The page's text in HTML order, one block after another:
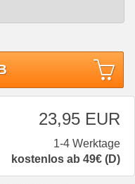
23,95 EUR
1-4 Werktage
kostenlos ab 49€ (D)